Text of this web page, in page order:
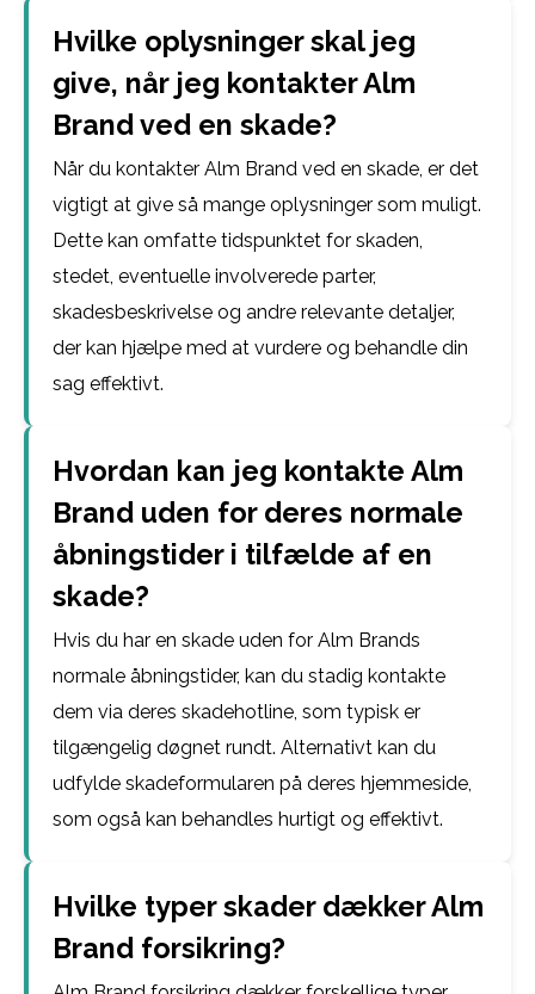
Hvilke oplysninger skal jeg
give, når jeg kontakter Alm
Brand ved en skade?
Når du kontakter Alm Brand ved en skade, er det
vigtigt at give så mange oplysninger som muligt.
Dette kan omfatte tidspunktet for skaden,
stedet, eventuelle involverede parter,
skadesbeskrivelse og andre relevante detaljer,
der kan hjælpe med at vurdere og behandle din
sag effektivt.
Hvordan kan jeg kontakte Alm
Brand uden for deres normale
åbningstider i tilfælde af en
skade?
Hvis du har en skade uden for Alm Brands
normale åbningstider, kan du stadig kontakte
dem via deres skadehotline, som typisk er
tilgængelig døgnet rundt. Alternativt kan du
udfylde skadeformularen på deres hjemmeside,
som også kan behandles hurtigt og effektivt.
Hvilke typer skader dækker Alm
Brand forsikring?